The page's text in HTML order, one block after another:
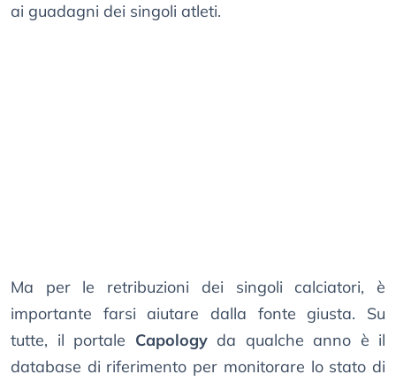
ai guadagni dei singoli atleti.
Ma per le retribuzioni dei singoli calciatori, è
importante farsi aiutare dalla fonte giusta. Su
tutte, il portale Capologyda qualche anno è il
database di riferimento per monitorare lo stato di